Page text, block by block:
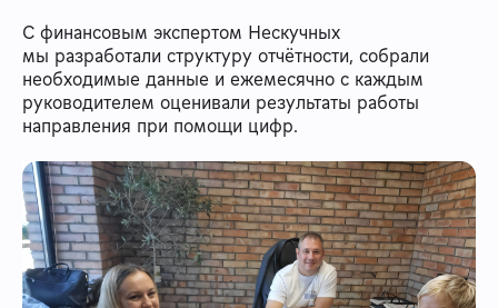
С финансовым экспертом Нескучных
мы разработали структуру отчётности, собрали
необходимые данные и ежемесячно с каждым
руководителем оценивали результаты работы
направления при помощи цифр.